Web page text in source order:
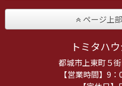
ページ上
トミタハ
都城市上東町５
【営業時間】9